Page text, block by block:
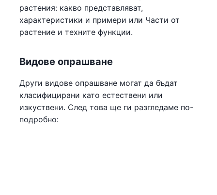
растения: какво представляват,
характеристики и примери или Части от
растение и техните функции.
Видове опрашване
Други видове опрашване могат да бъдат
класифицирани като естествени или
изкуствени. След това ще ги разгледаме по-
подробно: